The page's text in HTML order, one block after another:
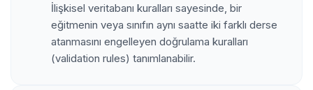
İlişkisel veritabanı kuralları sayesinde, bir
eğitmenin veya sınıfın aynı saatte iki farklı derse
atanmasını engelleyen doğrulama kuralları
(validation rules) tanımlanabilir.